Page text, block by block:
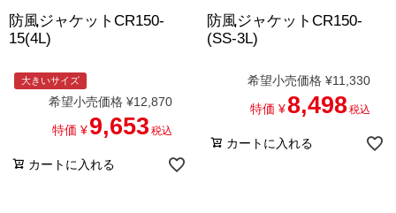
防風ジャケットCR150-
15(4L)
大きいサイズ
希望小売価格 ¥12,870
特価 ¥ 9,653 税込
カートに入れる
防風ジャケットCR150-
(SS-3L)
希望小売価格 ¥11,330
特価 ¥8,498税込
カートに入れる